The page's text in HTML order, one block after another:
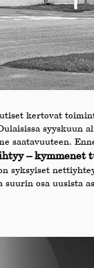
kertovat
syyskuun
saatavuuteen.
– kymmenet
syksyiset
suurin osa